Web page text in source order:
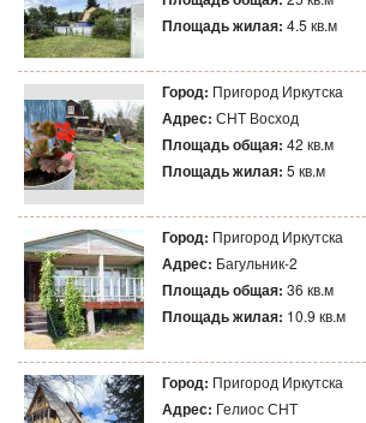
Площадь жилая: 4.5 кв.м
Город: Пригород Иркутска
Адрес: СНТ Восход
Площадь общая: 42 кв.м
Площадь жилая: 5 кв.м
Город: Пригород Иркутска
Адрес: Багульник-2
Площадь общая: 36 кв.м
Площадь жилая: 10.9 кв.м
Город: Пригород Иркутска
Адрес: Гелиос СНТ